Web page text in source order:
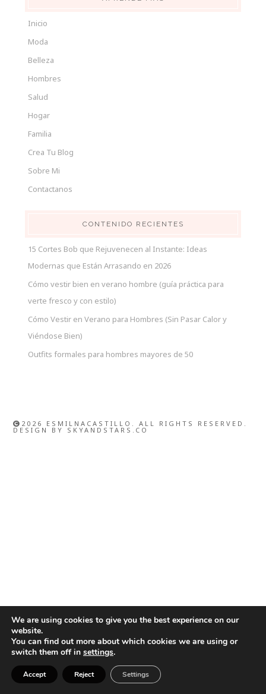
Inicio
Moda
Belleza
Hombres
Salud
Hogar
Familia
Crea Tu Blog
Sobre Mi
Contactanos
CONTENIDO RECIENTES
15 Cortes Bob que Rejuvenecen al Instante: Ideas
Modernas que Están Arrasando en 2026
Cómo vestir bien en verano hombre (guía práctica para
verte fresco y con estilo)
Cómo Vestir en Verano para Hombres (Sin Pasar Calor y
Viéndose Bien)
Outfits formales para hombres mayores de 50
2026 ESMILNACASTILLO. ALL RIGHTS RESERVED.
DESIGN BY SKYANDSTARS.CO
We are using cookies to give you the best experience on our
website.
You can find out more about which cookies we are using or
switch them off in settings.
Accept Reject Settings